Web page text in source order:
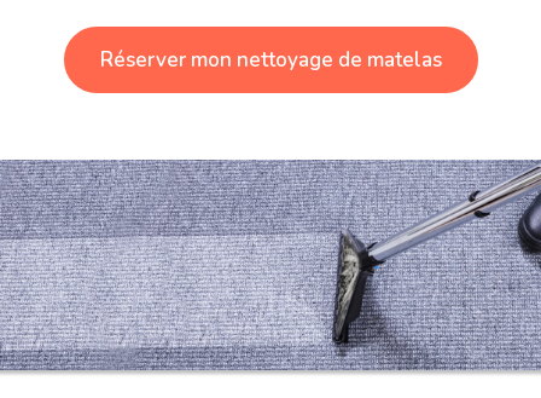
Réserver mon nettoyage de matelas